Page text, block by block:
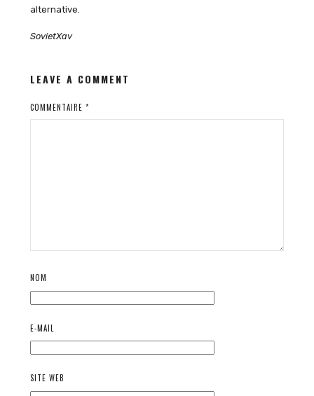
alternative.
SovietXav
LEAVE A COMMENT
COMMENTAIRE *
NOM
E-MAIL
SITE WEB